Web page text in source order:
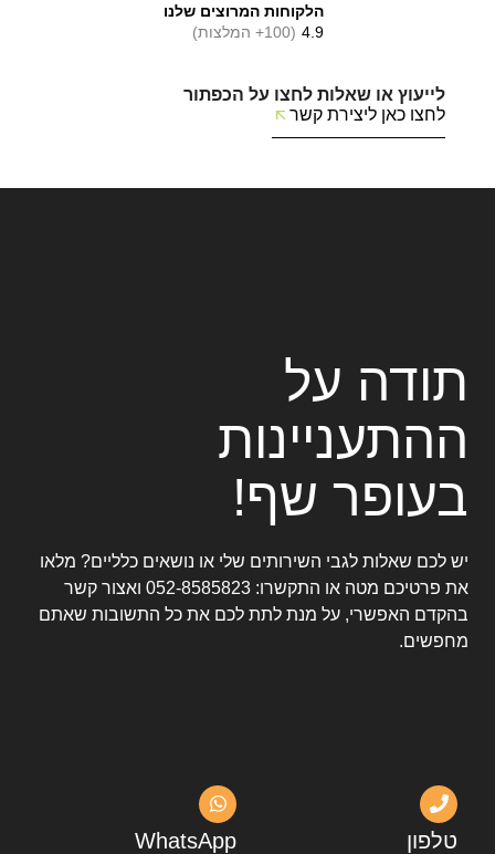
הלקוחות המרוצים שלנו
4.9 (100+ המלצות)
לייעוץ או שאלות לחצו על הכפתור
לחצו כאן ליצירת קשר
תודה על
ההתעניינות
בעופר שף!
יש לכם שאלות לגבי השירותים שלי או נושאים כלליים? מלאו
את פרטיכם מטה או התקשרו: 052-8585823 ואצור קשר
בהקדם האפשרי, על מנת לתת לכם את כל התשובות שאתם
מחפשים.
טלפון WhatsApp